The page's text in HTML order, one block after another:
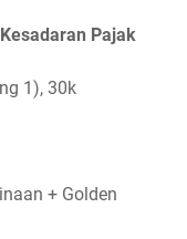
Pajak
1), 30k
+ Golden